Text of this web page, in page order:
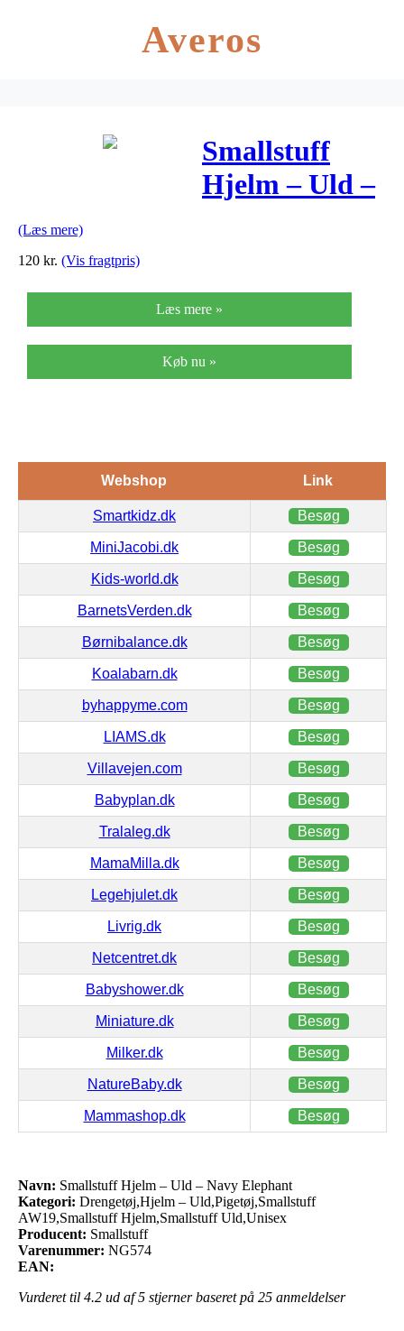
Averos
Smallstuff
Hjelm – Uld –
(Læs mere)
120 kr. (Vis fragtpris)
Læs mere »
Køb nu »
Webshop Link
Smartkidz.dk Besøg
MiniJacobi.dk Besøg
Kids-world.dk Besøg
BarnetsVerden.dk Besøg
Børnibalance.dk Besøg
Koalabarn.dk Besøg
byhappyme.com Besøg
LIAMS.dk Besøg
Villavejen.com Besøg
Babyplan.dk Besøg
Tralaleg.dk Besøg
MamaMilla.dk Besøg
Legehjulet.dk Besøg
Livrig.dk Besøg
Netcentret.dk Besøg
Babyshower.dk Besøg
Miniature.dk Besøg
Milker.dk Besøg
NatureBaby.dk Besøg
Mammashop.dk Besøg
Navn: Smallstuff Hjelm – Uld – Navy Elephant
Kategori: Drengetøj,Hjelm – Uld,Pigetøj,Smallstuff
AW19,Smallstuff Hjelm,Smallstuff Uld,Unisex
Producent: Smallstuff
Varenummer: NG574
EAN:
Vurderet til 4.2 ud af 5 stjerner baseret på 25 anmeldelser